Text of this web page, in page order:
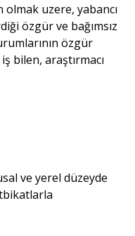
olmak uzere, yabancı
özgür ve bağımsız
özgür
bilen, araştırmacı
ve yerel düzeyde